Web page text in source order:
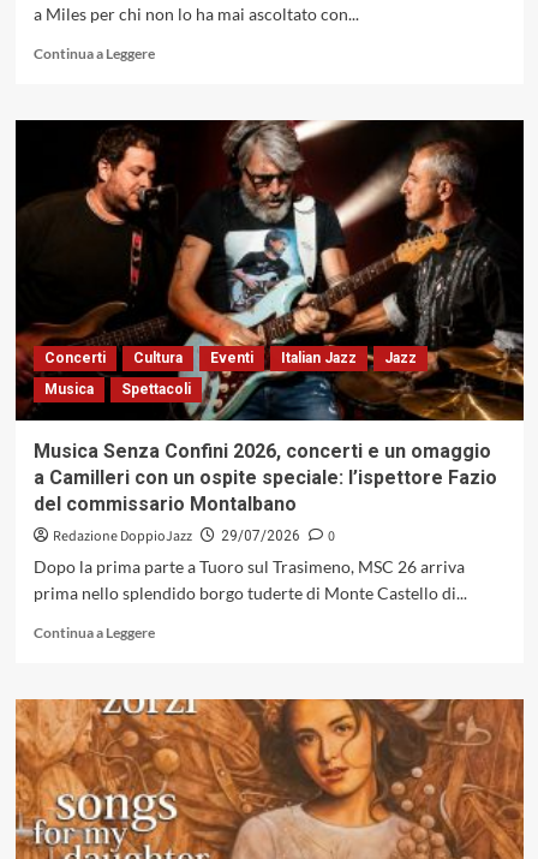
a Miles per chi non lo ha mai ascoltato con...
Continua a LeggereLeggi
su
«Esercizi
di
metamorfosi».
Intervista
John
Vignola
Concerti Cultura Eventi Italian Jazz
Jazz
Musica
Spettacoli
Musica Senza Confini 2026, concerti e un omaggio
a Camilleri con un ospite speciale: l’ispettore Fazio
del commissario Montalbano
Redazione DoppioJazz 29/07/2026
0
Dopo la prima parte a Tuoro sul Trasimeno, MSC 26 arriva
prima nello splendido borgo tuderte di Monte Castello di...
Continua a LeggereLeggi
su
Musica
Senza
Confini
2026,
concerti
e